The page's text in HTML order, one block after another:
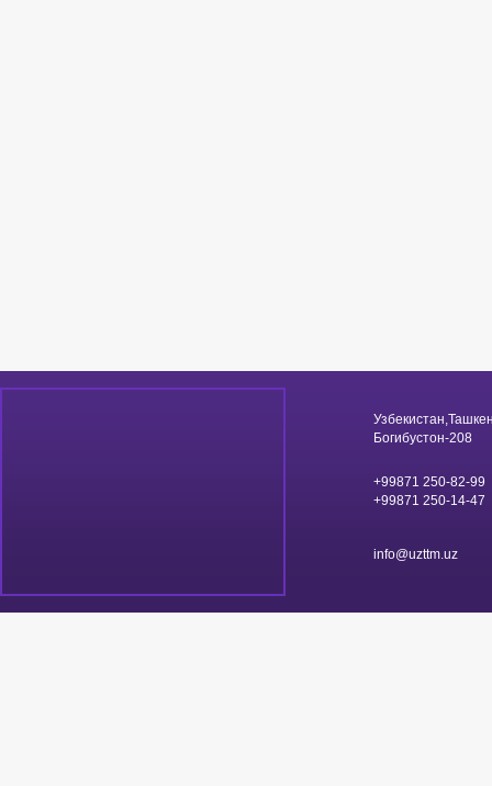
Богибустон-208
+99871 250-82-99
+99871 250-14-47
info@uzttm.uz